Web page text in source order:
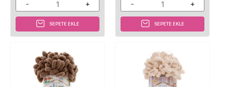
SEPETE EKLE SEPETE EKLE